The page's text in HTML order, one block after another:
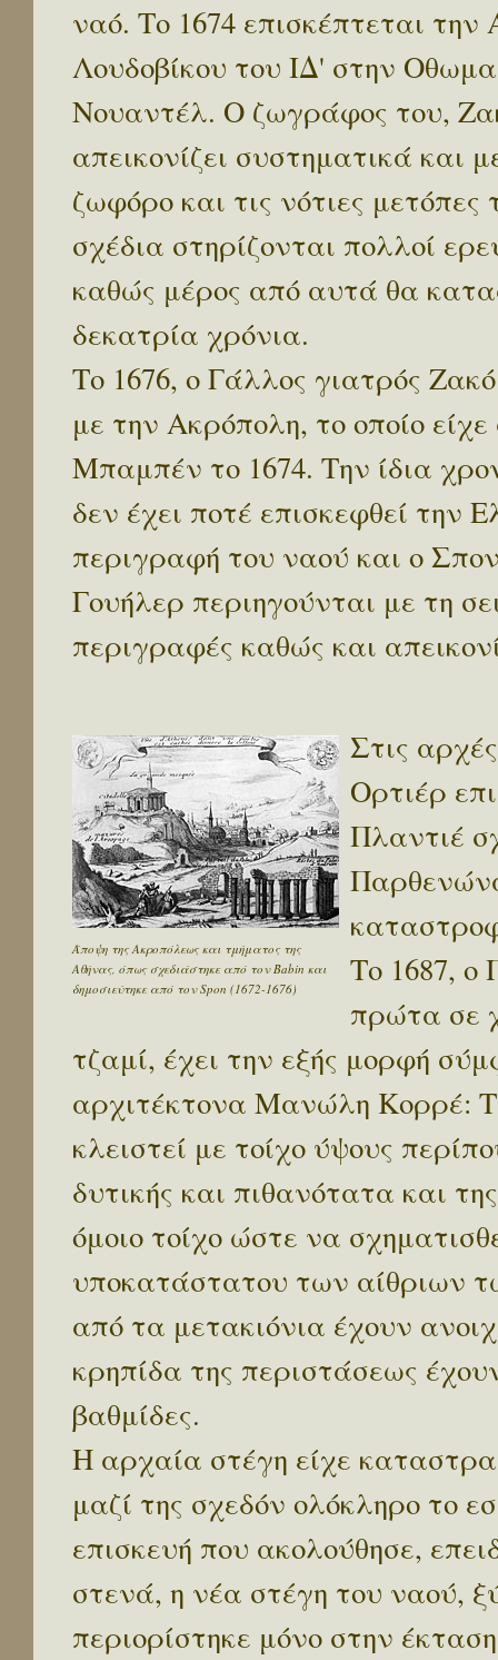
ναό. Το 1674 επισκέπτεται
Λουδοβίκου του ΙΔ' στην
Νουαντέλ. Ο ζωγράφος του,
απεικονίζει συστηματικά
ζωφόρο και τις νότιες
σχέδια στηρίζονται πολλοί
καθώς μέρος από αυτά θα
δεκατρία χρόνια.
Το 1676, ο Γάλλος γιατρός
με την Ακρόπολη, το οποίο
Μπαμπέν το 1674. Την ίδια
δεν έχει ποτέ επισκεφθεί την
περιγραφή του ναού και ο
Γουήλερ περιηγούνται με τη
περιγραφές καθώς και
Άποψη της Ακροπόλεως και τμήματος της
Αθήνας, όπως σχεδιάστηκε από τον Babin και
δημοσιεύτηκε από τον Spon (1672-1676)
Στις
Ορτιέρ
Πλαντιέ
Το 1687, ο
πρώτα σε
τζαμί, έχει την εξής μορφή
αρχιτέκτονα Μανώλη Κορρέ:
κλειστεί με τοίχο ύψους
δυτικής και πιθανότατα και
όμοιο τοίχο ώστε να
υποκατάστατου των αίθριων
από τα μετακιόνια έχουν
κρηπίδα της περιστάσεως
βαθμίδες.
Η αρχαία στέγη είχε
μαζί της σχεδόν ολόκληρο το
επισκευή που ακολούθησε,
στενά, η νέα στέγη του ναού,
περιορίστηκε μόνο στην